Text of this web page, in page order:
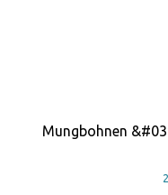
Mungbohnen